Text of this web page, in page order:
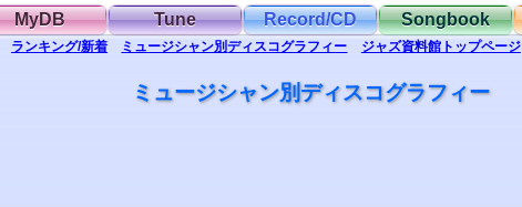
MyDB Tune Record/CD Songbook
ランキング/新着 ミュージシャン別ディスコグラフィー ジャズ資料館トップページ
ミュージシャン別ディスコグラフィー